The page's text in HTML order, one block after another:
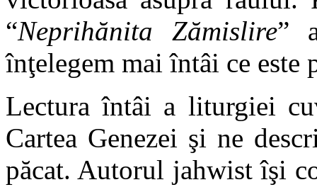
“Neprihănita Zămislire”
înţelegem mai întâi ce este
Lectura întâi a liturgiei
Cartea Genezei şi ne
păcat. Autorul jahwist îşi